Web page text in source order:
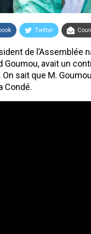
Twitter
de l’Assemblée
Goumou, avait un
sait que M.
Condé.